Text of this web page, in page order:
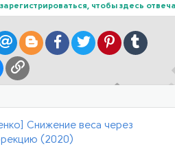
чтобы здесь
Mail.ruBloggerFacebook
TwitterPinterestTumblr
почта
Ссылка
Снижение веса через
(2020)